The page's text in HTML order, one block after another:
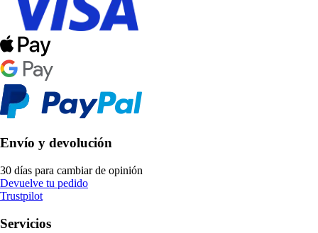
Envío y devolución
30 días para cambiar de opinión
Devuelve tu pedido
Trustpilot
Servicios